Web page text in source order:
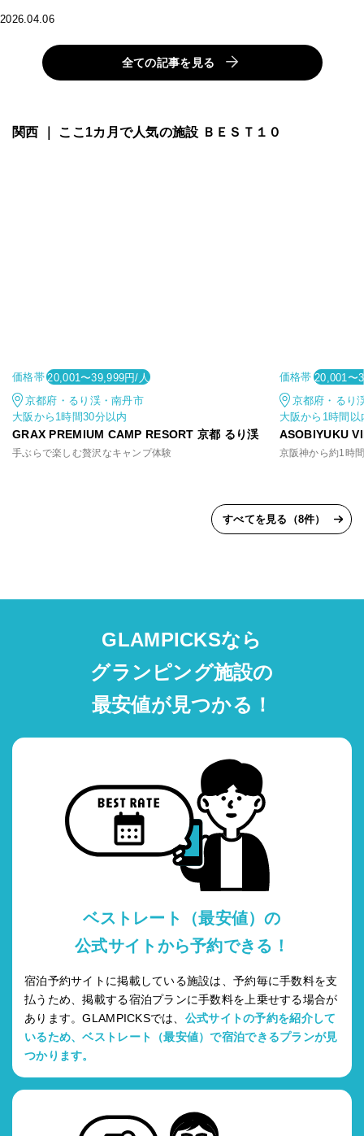
2026.04.06
全ての記事を見る
関西 ｜ ここ1カ月で人気の施設 ＢＥＳＴ１０
価格帯 20,001〜39,999円/人
京都府・るり渓・南丹市
大阪から1時間30分以内
GRAX PREMIUM CAMP RESORT 京都 るり渓
手ぶらで楽しむ贅沢なキャンプ体験
価格帯 20,001〜
京都府・るり
大阪から1時間以
ASOBIYUKU
すべてを見る（8件）
GLAMPICKSなら
グランピング施設の
最安値が見つかる！
ベストレート（最安値）の
公式サイトから予約できる！
宿泊予約サイトに掲載している施設は、予約毎に手数料を支
払うため、掲載する宿泊プランに手数料を上乗せする場合が
あります。GLAMPICKSでは、 公式サイトの予約を紹介して
いるため、ベストレート（最安値）で宿泊できるプランが見
つかります。